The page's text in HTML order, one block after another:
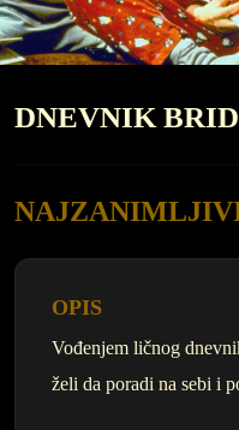
DNEVNIK
OPIS
Vođenjem ličnog
želi da poradi na sebi i